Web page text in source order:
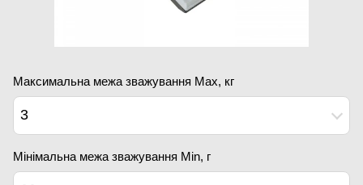
Максимальна межа зважування Мах, кг
3
Мінімальна межа зважування Min, г